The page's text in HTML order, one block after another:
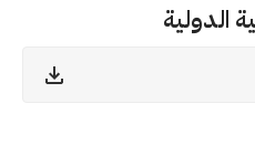
الدولية